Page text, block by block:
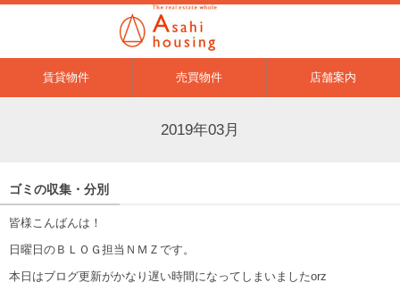
賃貸物件 売買物件 店舗案内
2019年03月
ゴミの収集・分別
皆様こんばんは！
日曜日のＢＬＯＧ担当ＮＭＺです。
本日はブログ更新がかなり遅い時間になってしまいましたorz